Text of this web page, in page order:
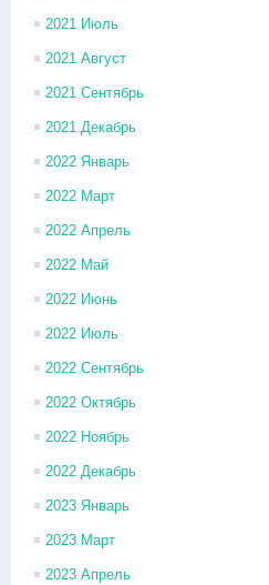
2021 Июль
2021 Август
2021 Сентябрь
2021 Декабрь
2022 Январь
2022 Март
2022 Апрель
2022 Май
2022 Июнь
2022 Июль
2022 Сентябрь
2022 Октябрь
2022 Ноябрь
2022 Декабрь
2023 Январь
2023 Март
2023 Апрель